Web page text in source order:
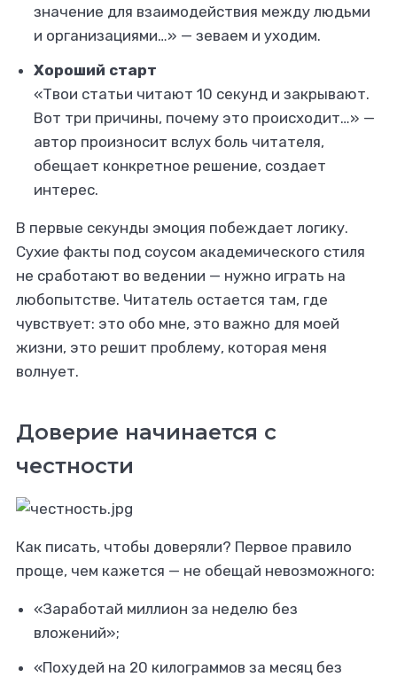
значение для взаимодействия между людьми
и организациями…» — зеваем и уходим.
Хороший старт
«Твои статьи читают 10 секунд и закрывают.
Вот три причины, почему это происходит…» —
автор произносит вслух боль читателя,
обещает конкретное решение, создает
интерес.
В первые секунды эмоция побеждает логику.
Сухие факты под соусом академического стиля
не сработают во ведении — нужно играть на
любопытстве. Читатель остается там, где
чувствует: это обо мне, это важно для моей
жизни, это решит проблему, которая меня
волнует.
Доверие начинается с
честности
Как писать, чтобы доверяли? Первое правило
проще, чем кажется — не обещай невозможного:
«Заработай миллион за неделю без
вложений»;
«Похудей на 20 килограммов за месяц без